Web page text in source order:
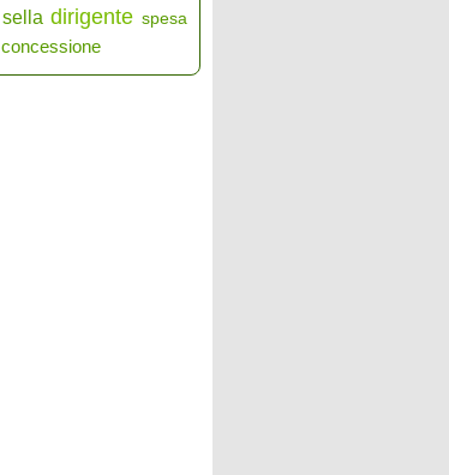
sella dirigente spesa
concessione